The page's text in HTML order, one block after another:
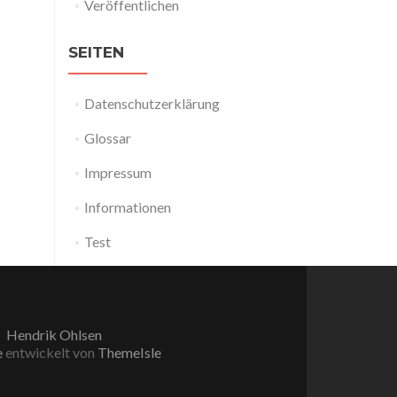
Veröffentlichen
SEITEN
Datenschutzerklärung
Glossar
Impressum
Informationen
Test
Hendrik Ohlsen
entwickelt von ThemeIsle